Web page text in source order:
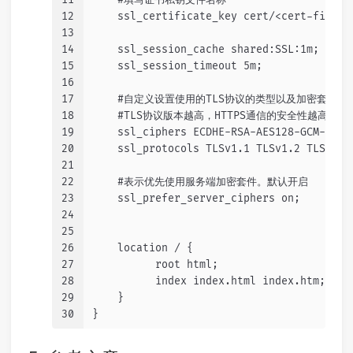
12
13
14
15
16
17
18
19
20
21
22
23
24
25
26
27
28
29
30
ssl_certificate_key cert/<cert-file-
    ssl_session_cache shared:SSL:1m;
    ssl_session_timeout 5m;
#自定义设置使用的TLS协议的类型以及加密套件（
#TLS协议版本越高，HTTPS通信的安全性越高，但
ssl_ciphers ECDHE-RSA-AES128-GCM-
ssl_protocols TLSv1.1 TLSv1.2
    #表示优先使用服务端加密套件。默认开启
    ssl_prefer_server_ciphers on;
    location / {
          root html;
          index index.html index.htm;
    }
}